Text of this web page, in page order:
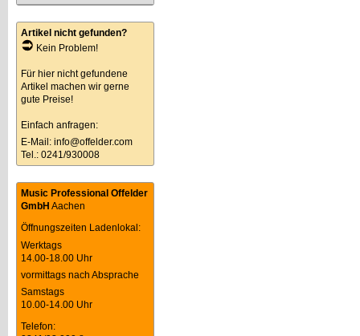
Artikel nicht gefunden?
Kein Problem!
Für hier nicht gefundene
Artikel machen wir gerne
gute Preise!
Einfach anfragen:
E-Mail: info@offelder.com
Tel.: 0241/930008
Music Professional Offelder
GmbH Aachen
Öffnungszeiten Ladenlokal:
Werktags
14.00-18.00 Uhr
vormittags nach Absprache
Samstags
10.00-14.00 Uhr
Telefon: